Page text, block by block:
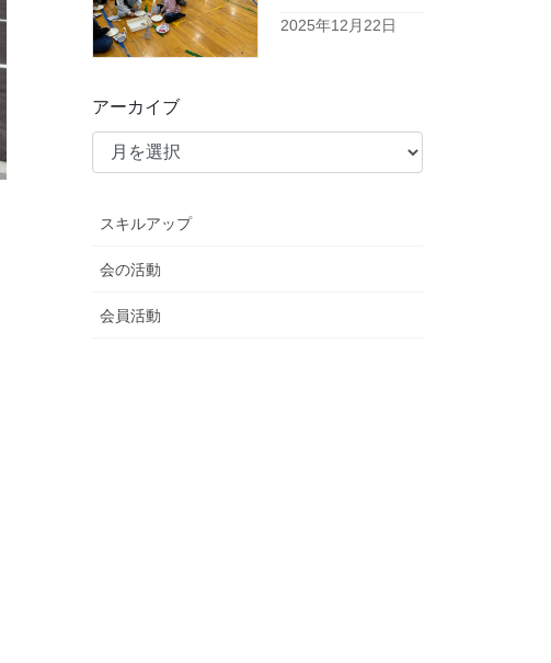
2025年12月22日
アーカイブ
スキルアップ
会の活動
会員活動